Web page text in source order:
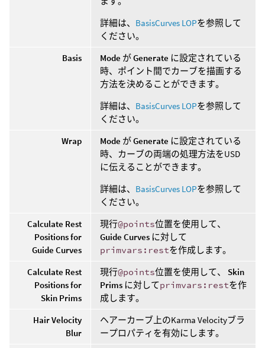
詳細は、 BasisCurves LOPを参照して
ください。
Basis
Mode がGenerate に設定されている
時、ポイント間でカーブを描画する
方法を決めることができます。
詳細は、 BasisCurves LOPを参照して
ください。
Wrap
Mode がGenerate に設定されている
時、カーブの両端の処理方法をUSD
に伝えることができます。
詳細は、 BasisCurves LOPを参照して
ください。
Calculate Rest
Positions for
Guide Curves
現行@points位置を使用して、
Guide Curves に対して
primvars:restを作成します。
Calculate Rest
Positions for
Skin Prims
現行@points位置を使用して、 Skin
Prims に対してprimvars:restを作
成します。
Hair Velocity
Blur
ヘアーカーブ上のKarma Velocityブラ
ープロパティを有効にします。